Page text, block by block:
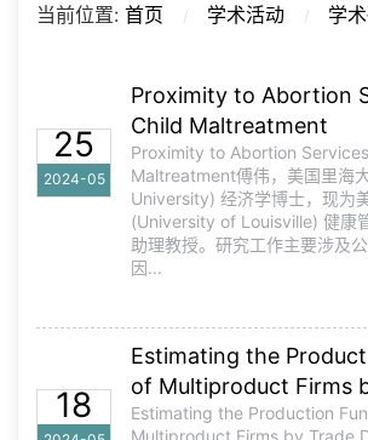
当前位置: 首页 学术活动 学
Proximity to Abortion
Child Maltreatment
25
2024-05
Proximity to Abortion
Maltreatment傅伟，美国里海
University) 经济学博士，现为
(University of Louisville) 健康
助理教授。研究工作主要涉及
因...
Estimating the
of Multiproduct Firms
18
Estimating the Production
Multiproduct Firms by Trade